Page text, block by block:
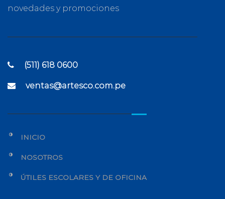
novedades y promociones
(511) 618 0600
ventas@artesco.com.pe
INICIO
NOSOTROS
ÚTILES ESCOLARES Y DE OFICINA